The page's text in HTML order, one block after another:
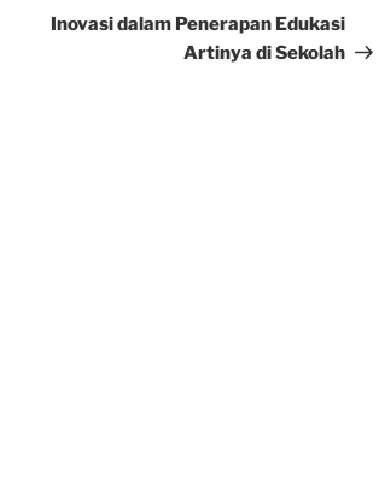
Post
Inovasi dalam Penerapan Edukasi
Artinya di Sekolah